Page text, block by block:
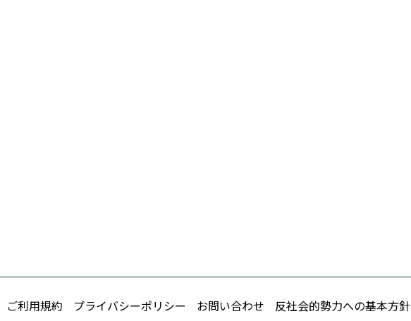
ご利用規約 プライバシーポリシー お問い合わせ 反社会的勢力への基本方針